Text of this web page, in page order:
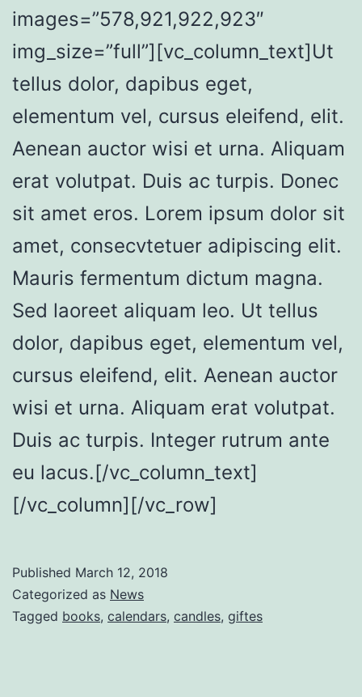
images=”578,921,922,923″
img_size=”full”][vc_column_text]Ut
tellus dolor, dapibus eget,
elementum vel, cursus eleifend, elit.
Aenean auctor wisi et urna. Aliquam
erat volutpat. Duis ac turpis. Donec
sit amet eros. Lorem ipsum dolor sit
amet, consecvtetuer adipiscing elit.
Mauris fermentum dictum magna.
Sed laoreet aliquam leo. Ut tellus
dolor, dapibus eget, elementum vel,
cursus eleifend, elit. Aenean auctor
wisi et urna. Aliquam erat volutpat.
Duis ac turpis. Integer rutrum ante
eu lacus.[/vc_column_text]
[/vc_column][/vc_row]
Published March 12, 2018
Categorized as News
Tagged books, calendars, candles, giftes